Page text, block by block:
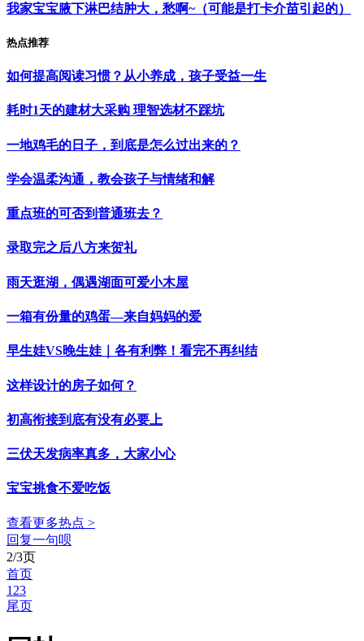
我家宝宝腋下淋巴结肿大，愁啊~（可能是打卡介苗引起的）
热点推荐
如何提高阅读习惯？从小养成，孩子受益一生
耗时1天的建材大采购 理智选材不踩坑
一地鸡毛的日子，到底是怎么过出来的？
学会温柔沟通，教会孩子与情绪和解
重点班的可否到普通班去？
录取完之后八方来贺礼
雨天逛湖，偶遇湖面可爱小木屋
一箱有份量的鸡蛋—来自妈妈的爱
早生娃VS晚生娃｜各有利弊！看完不再纠结
这样设计的房子如何？
初高衔接到底有没有必要上
三伏天发病率真多，大家小心
宝宝挑食不爱吃饭
查看更多热点 >
回复一句呗
2/3页
首页
1 23
尾页